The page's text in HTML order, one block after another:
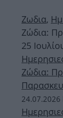
Ζωδια,
Ζώδια:
25
Ζώδια:
24.07.2026